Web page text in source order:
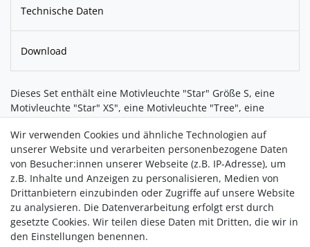
Technische Daten
Download
Dieses Set enthält eine Motivleuchte "Star" Größe S, eine
Motivleuchte "Star" XS", eine Motivleuchte "Tree", eine
Die kleinen Leuchten sind ausschließlich für die Nutzung im
Innenbereich ausgelegt. Sie enthalten eine LED-Leuchte und
einen Akku. Dieser kann in nur 15 Minuten über das
beigefügte USB-C- Kabel komplett aufgeladen werden.
Danach strahlen die kleinen Leuchten bis zu 5 Stunden lang.
Wir verwenden Cookies und ähnliche Technologien auf
unserer Website und verarbeiten personenbezogene Daten
von Besucher:innen unserer Webseite (z.B. IP-Adresse), um
z.B. Inhalte und Anzeigen zu personalisieren, Medien von
Drittanbietern einzubinden oder Zugriffe auf unsere Website
zu analysieren. Die Datenverarbeitung erfolgt erst durch
gesetzte Cookies. Wir teilen diese Daten mit Dritten, die wir in
den Einstellungen benennen.